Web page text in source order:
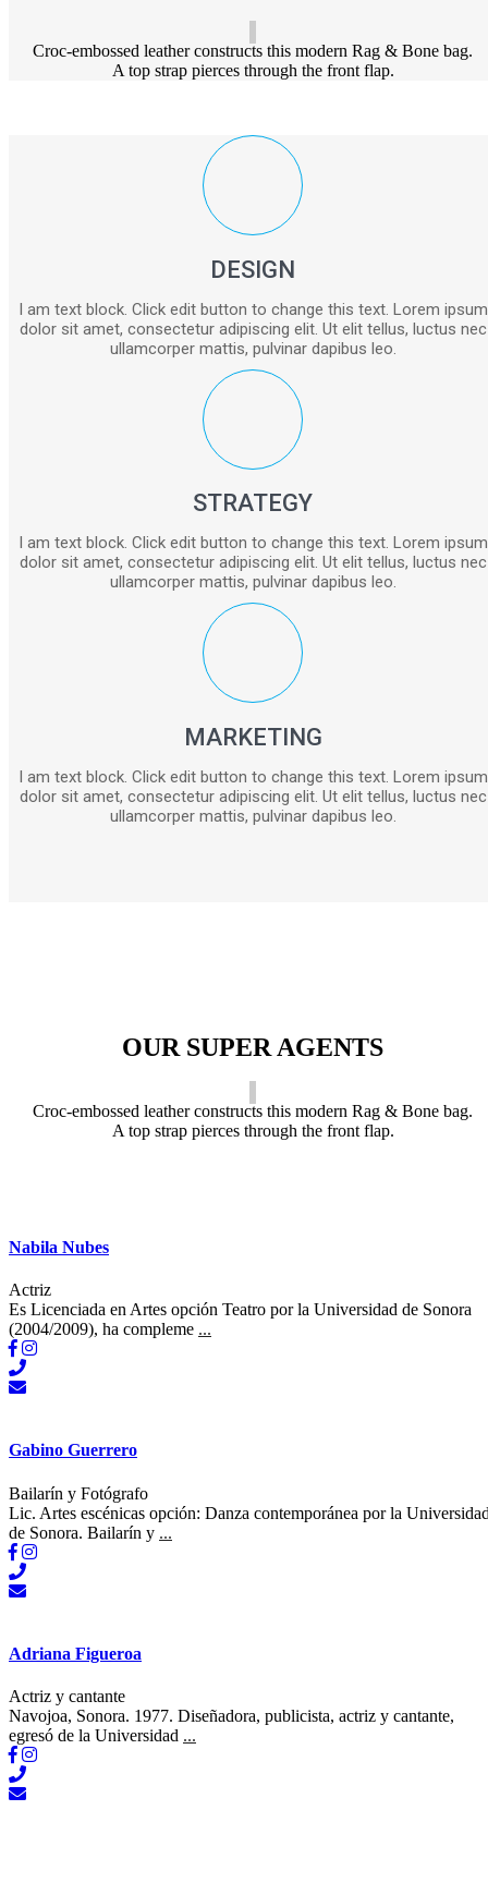
Croc-embossed leather constructs this modern Rag & Bone bag.
A top strap pierces through the front flap.
DESIGN
I am text block. Click edit button to change this text. Lorem ipsum
dolor sit amet, consectetur adipiscing elit. Ut elit tellus, luctus nec
ullamcorper mattis, pulvinar dapibus leo.
STRATEGY
I am text block. Click edit button to change this text. Lorem ipsum
dolor sit amet, consectetur adipiscing elit. Ut elit tellus, luctus nec
ullamcorper mattis, pulvinar dapibus leo.
MARKETING
I am text block. Click edit button to change this text. Lorem ipsum
dolor sit amet, consectetur adipiscing elit. Ut elit tellus, luctus nec
ullamcorper mattis, pulvinar dapibus leo.
OUR SUPER AGENTS
Croc-embossed leather constructs this modern Rag & Bone bag.
A top strap pierces through the front flap.
Nabila Nubes
Actriz
Es Licenciada en Artes opción Teatro por la Universidad de Sonora
(2004/2009), ha compleme ...
Gabino Guerrero
Bailarín y Fotógrafo
Lic. Artes escénicas opción: Danza contemporánea por la
de Sonora. Bailarín y ...
Adriana Figueroa
Actriz y cantante
Navojoa, Sonora. 1977. Diseñadora, publicista, actriz y cantante,
egresó de la Universidad ...